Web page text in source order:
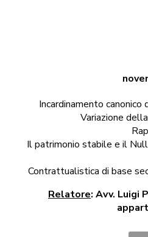
Incardinamento canonico
Variazione
Il patrimonio stabile e il
Contrattualistica di base
Relatore: Avv. Luigi